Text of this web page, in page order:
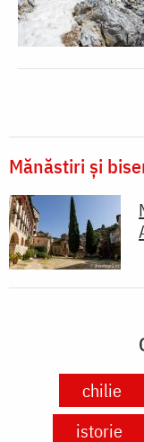
Mănăstiri și
chilie
istorie